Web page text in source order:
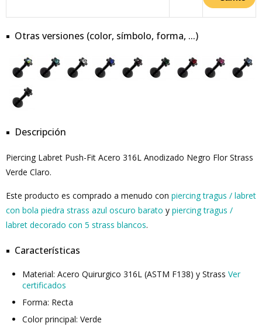
Otras versiones (color, símbolo, forma, ...)
Descripción
Piercing Labret Push-Fit Acero 316L Anodizado Negro Flor Strass
Verde Claro.
Este producto es comprado a menudo con piercing tragus / labret
con bola piedra strass azul oscuro barato y piercing tragus /
labret decorado con 5 strass blancos.
Características
Material: Acero Quirurgico 316L (ASTM F138) y Strass Ver
certificados
Forma: Recta
Color principal: Verde